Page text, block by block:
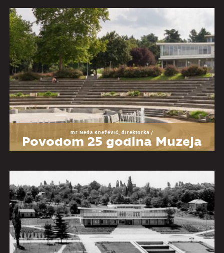
mr Neda Knežević, direktorka /
Povodom 25 godina Muzeja